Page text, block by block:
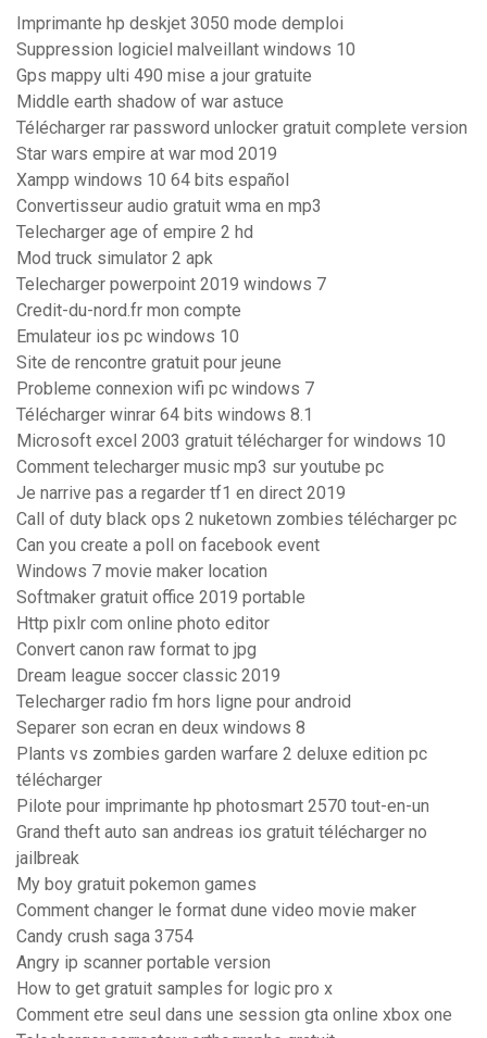
Imprimante hp deskjet 3050 mode demploi
Suppression logiciel malveillant windows 10
Gps mappy ulti 490 mise a jour gratuite
Middle earth shadow of war astuce
Télécharger rar password unlocker gratuit complete version
Star wars empire at war mod 2019
Xampp windows 10 64 bits español
Convertisseur audio gratuit wma en mp3
Telecharger age of empire 2 hd
Mod truck simulator 2 apk
Telecharger powerpoint 2019 windows 7
Credit-du-nord.fr mon compte
Emulateur ios pc windows 10
Site de rencontre gratuit pour jeune
Probleme connexion wifi pc windows 7
Télécharger winrar 64 bits windows 8.1
Microsoft excel 2003 gratuit télécharger for windows 10
Comment telecharger music mp3 sur youtube pc
Je narrive pas a regarder tf1 en direct 2019
Call of duty black ops 2 nuketown zombies télécharger pc
Can you create a poll on facebook event
Windows 7 movie maker location
Softmaker gratuit office 2019 portable
Http pixlr com online photo editor
Convert canon raw format to jpg
Dream league soccer classic 2019
Telecharger radio fm hors ligne pour android
Separer son ecran en deux windows 8
Plants vs zombies garden warfare 2 deluxe edition pc
télécharger
Pilote pour imprimante hp photosmart 2570 tout-en-un
Grand theft auto san andreas ios gratuit télécharger no
jailbreak
My boy gratuit pokemon games
Comment changer le format dune video movie maker
Candy crush saga 3754
Angry ip scanner portable version
How to get gratuit samples for logic pro x
Comment etre seul dans une session gta online xbox one